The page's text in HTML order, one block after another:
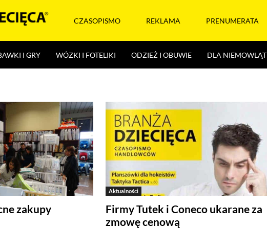
CZASOPISMO REKLAMA PRENUMERATA
I GRY WÓZKI I FOTELIKI ODZIEŻ I OBUWIE DLA NIEMOWLĄT
zakupy
Aktualności
Firmy Tutek i Coneco ukarane za
zmowę cenową